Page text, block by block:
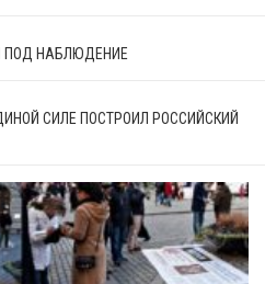
ПОД НАБЛЮДЕНИЕ
СИЛЕ ПОСТРОИЛ РОССИЙСКИЙ